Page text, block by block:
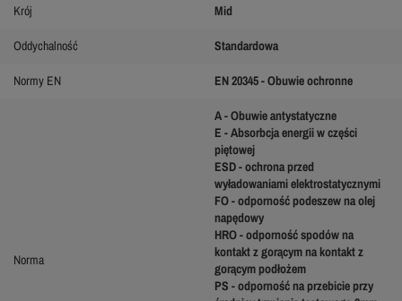
Krój Mid
Oddychalność Standardowa
Normy EN EN 20345 - Obuwie ochronne
Norma
A - Obuwie antystatyczne
E - Absorbcja energii w części
piętowej
ESD - ochrona przed
wyładowaniami elektrostatycznymi
FO - odporność podeszew na olej
napędowy
HRO - odporność spodów na
kontakt z gorącym na kontakt z
gorącym podłożem
PS - odporność na przebicie przy